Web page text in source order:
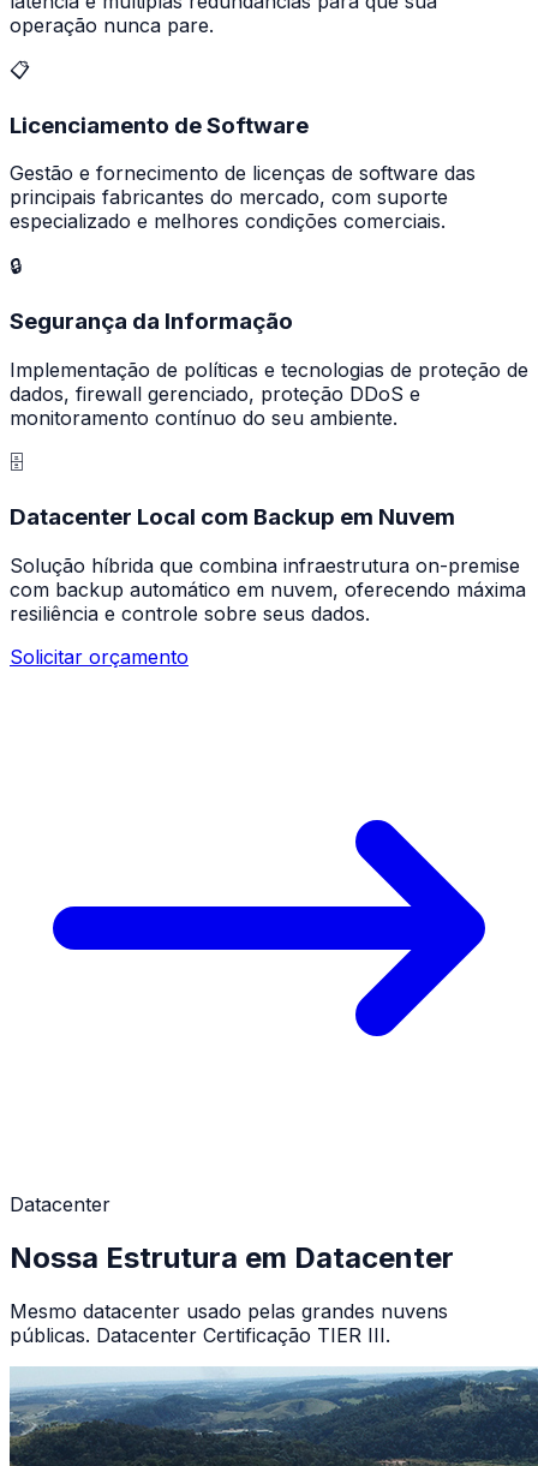
operação nunca pare.
📋
Licenciamento de Software
Gestão e fornecimento de licenças de software das
principais fabricantes do mercado, com suporte
especializado e melhores condições comerciais.
🔒
Segurança da Informação
Implementação de políticas e tecnologias de proteção de
dados, firewall gerenciado, proteção DDoS e
monitoramento contínuo do seu ambiente.
🗄️
Datacenter Local com Backup em Nuvem
Solução híbrida que combina infraestrutura on-premise
com backup automático em nuvem, oferecendo máxima
resiliência e controle sobre seus dados.
Solicitar orçamento
Datacenter
Nossa Estrutura em Datacenter
Mesmo datacenter usado pelas grandes nuvens
públicas. Datacenter Certificação TIER III.